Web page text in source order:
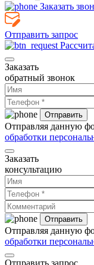
Заказать
Отправить запрос
Заказать
обратный звонок
Отправляя данную
обработки
Заказать
консультацию
Отправляя данную
обработки
Отправить запрос